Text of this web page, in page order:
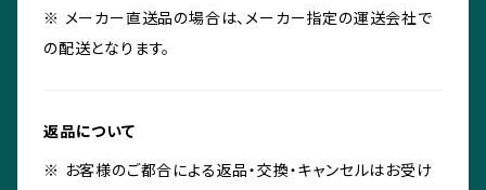
※ メーカー直送品の場合は、メーカー指定の運送会社で
の配送となります。
返品について
※ お客様のご都合による返品・交換・キャンセルはお受け